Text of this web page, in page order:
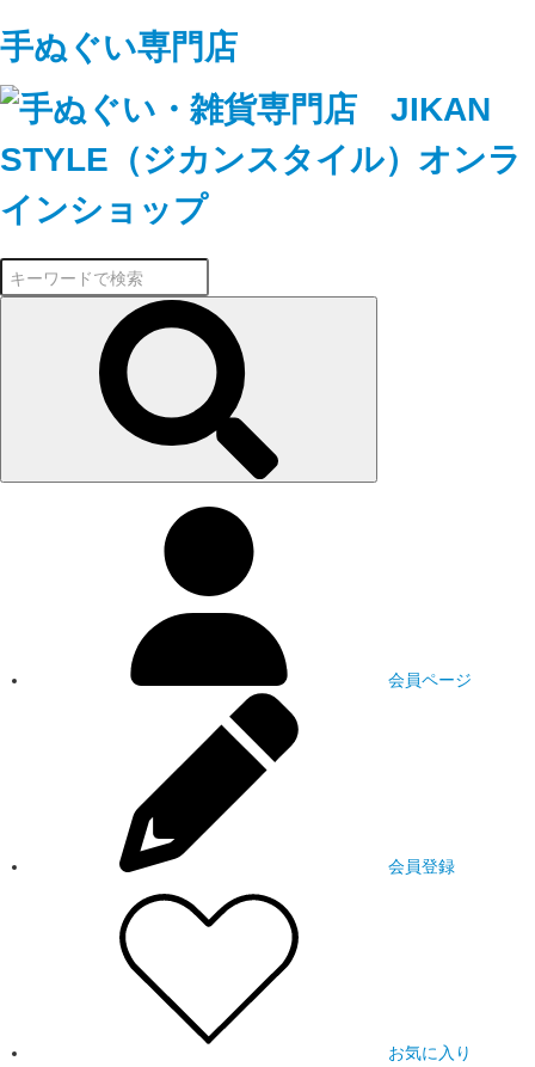
手ぬぐい専門店
会員ページ
会員登録
お気に入り